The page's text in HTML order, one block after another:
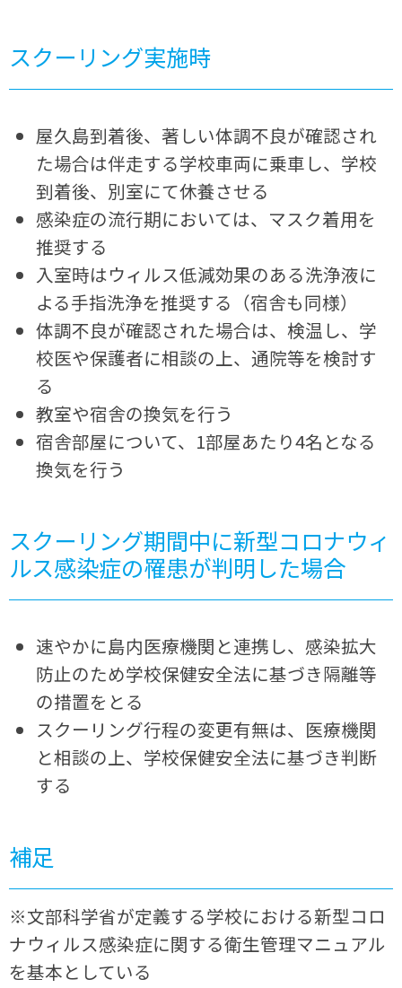
スクーリング実施時
屋久島到着後、著しい体調不良が確認され
た場合は伴走する学校車両に乗車し、学校
到着後、別室にて休養させる
感染症の流行期においては、マスク着用を
推奨する
入室時はウィルス低減効果のある洗浄液に
よる手指洗浄を推奨する（宿舎も同様）
体調不良が確認された場合は、検温し、学
校医や保護者に相談の上、通院等を検討す
る
教室や宿舎の換気を行う
宿舎部屋について、1部屋あたり4名となる
換気を行う
スクーリング期間中に新型コロナウィ
ルス感染症の罹患が判明した場合
速やかに島内医療機関と連携し、感染拡大
防止のため学校保健安全法に基づき隔離等
の措置をとる
スクーリング行程の変更有無は、医療機関
と相談の上、学校保健安全法に基づき判断
する
補足
※文部科学省が定義する学校における新型コロ
ナウィルス感染症に関する衛生管理マニュアル
を基本としている